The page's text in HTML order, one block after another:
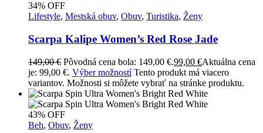
34% OFF
Lifestyle, Mestská obuv, Obuv, Turistika, Ženy
Scarpa Kalipe Women’s Red Rose Jade
149,00€ Pôvodná cena bola: 149,00 €.99,00 €Aktuálna cena
je: 99,00 €. Výber možností Tento produkt má viacero
variantov. Možnosti si môžete vybrať na stránke produktu.
43% OFF
Beh, Obuv, Ženy